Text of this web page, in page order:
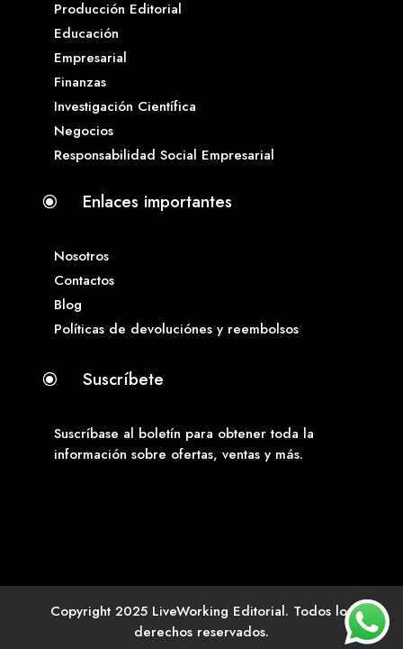
Producción Editorial
Educación
Empresarial
Finanzas
Investigación Científica
Negocios
Responsabilidad Social Empresarial
\ Enlaces importantes
Nosotros
Contactos
Blog
Políticas de devoluciónes y reembolsos
\ Suscríbete
Suscríbase al boletín para obtener toda la
información sobre ofertas, ventas y más.
Copyright 2025 LiveWorking Editorial. Todos los
derechos reservados.